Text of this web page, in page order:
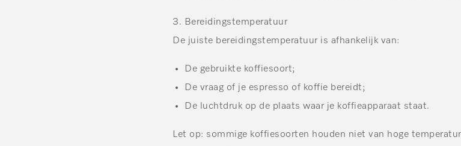
3. Bereidingstemperatuur
De juiste bereidingstemperatuur is afhankelijk van:
De gebruikte koffiesoort;
De vraag of je espresso of koffie bereidt;
De luchtdruk op de plaats waar je koffieapparaat staat.
Let op: sommige koffiesoorten houden niet van hoge